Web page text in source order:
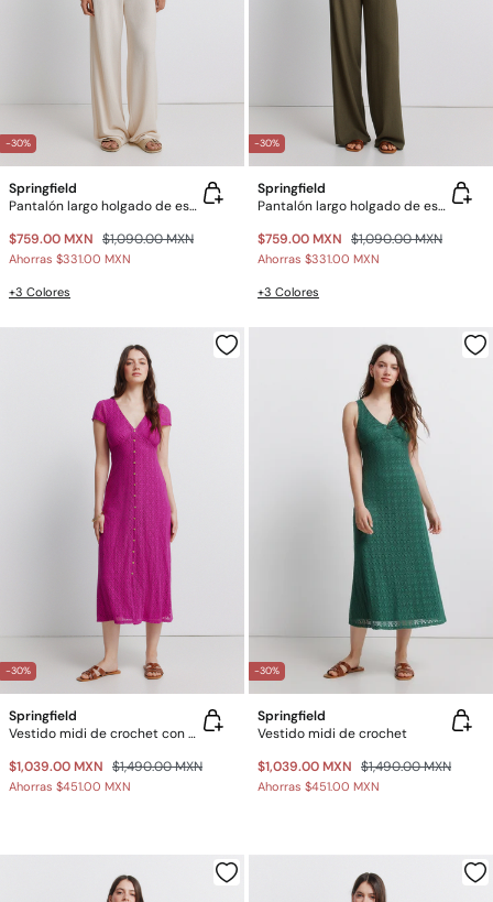
-30%
Springfield
Pantalón largo holgado de estructura
$759.00 MXN $1,090.00 MXN
Ahorras $331.00 MXN
+3 Colores
-30%
Springfield
Pantalón largo holgado de estructura
$759.00 MXN $1,090.00 MXN
Ahorras $331.00 MXN
+3 Colores
-30%
Springfield
Vestido midi de crochet con botones
$1,039.00 MXN $1,490.00 MXN
Ahorras $451.00 MXN
-30%
Springfield
Vestido midi de crochet
$1,039.00 MXN $1,490.00 MXN
Ahorras $451.00 MXN